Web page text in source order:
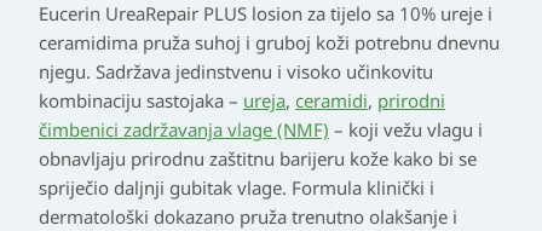
Eucerin UreaRepair PLUS losion za tijelo sa 10% ureje i
ceramidima pruža suhoj i gruboj koži potrebnu dnevnu
njegu. Sadržava jedinstvenu i visoko učinkovitu
kombinaciju sastojaka – ureja, ceramidi, prirodni
čimbenici zadržavanja vlage (NMF) – koji vežu vlagu i
obnavljaju prirodnu zaštitnu barijeru kože kako bi se
spriječio daljnji gubitak vlage. Formula klinički i
dermatološki dokazano pruža trenutno olakšanje i